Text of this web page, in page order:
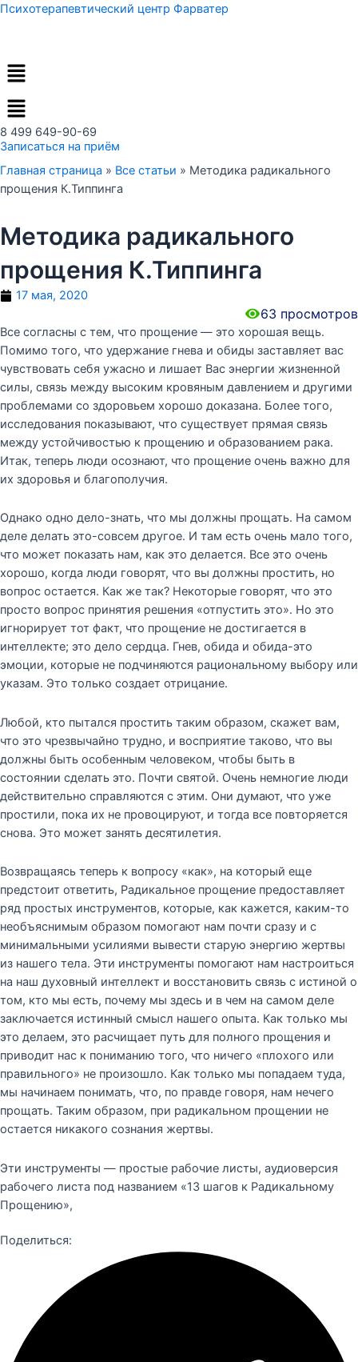
Перейти
Психотерапевтический центр Фарватер
Меню
8 499 649-90-69
Записаться на приём
Главная страница » Все статьи » Методика радикального
прощения К.Типпинга
Методика радикального
прощения К.Типпинга
17 мая, 2020
63 просмотров
Все согласны с тем, что прощение — это хорошая вещь.
Помимо того, что удержание гнева и обиды заставляет вас
чувствовать себя ужасно и лишает Вас энергии жизненной
силы, связь между высоким кровяным давлением и другими
проблемами со здоровьем хорошо доказана. Более того,
исследования показывают, что существует прямая связь
между устойчивостью к прощению и образованием рака.
Итак, теперь люди осознают, что прощение очень важно для
их здоровья и благополучия.
Однако одно дело-знать, что мы должны прощать. На самом
деле делать это-совсем другое. И там есть очень мало того,
что может показать нам, как это делается. Все это очень
хорошо, когда люди говорят, что вы должны простить, но
вопрос остается. Как же так? Некоторые говорят, что это
просто вопрос принятия решения «отпустить это». Но это
игнорирует тот факт, что прощение не достигается в
интеллекте; это дело сердца. Гнев, обида и обида-это
эмоции, которые не подчиняются рациональному выбору или
указам. Это только создает отрицание.
Любой, кто пытался простить таким образом, скажет вам,
что это чрезвычайно трудно, и восприятие таково, что вы
должны быть особенным человеком, чтобы быть в
состоянии сделать это. Почти святой. Очень немногие люди
действительно справляются с этим. Они думают, что уже
простили, пока их не провоцируют, и тогда все повторяется
снова. Это может занять десятилетия.
Возвращаясь теперь к вопросу «как», на который еще
предстоит ответить, Радикальное прощение предоставляет
ряд простых инструментов, которые, как кажется, каким-то
необъяснимым образом помогают нам почти сразу и с
минимальными усилиями вывести старую энергию жертвы
из нашего тела. Эти инструменты помогают нам настроиться
на наш духовный интеллект и восстановить связь с истиной о
том, кто мы есть, почему мы здесь и в чем на самом деле
заключается истинный смысл нашего опыта. Как только мы
это делаем, это расчищает путь для полного прощения и
приводит нас к пониманию того, что ничего «плохого или
правильного» не произошло. Как только мы попадаем туда,
мы начинаем понимать, что, по правде говоря, нам нечего
прощать. Таким образом, при радикальном прощении не
остается никакого сознания жертвы.
Эти инструменты — простые рабочие листы, аудиоверсия
рабочего листа под названием «13 шагов к Радикальному
Прощению»,
Поделиться: